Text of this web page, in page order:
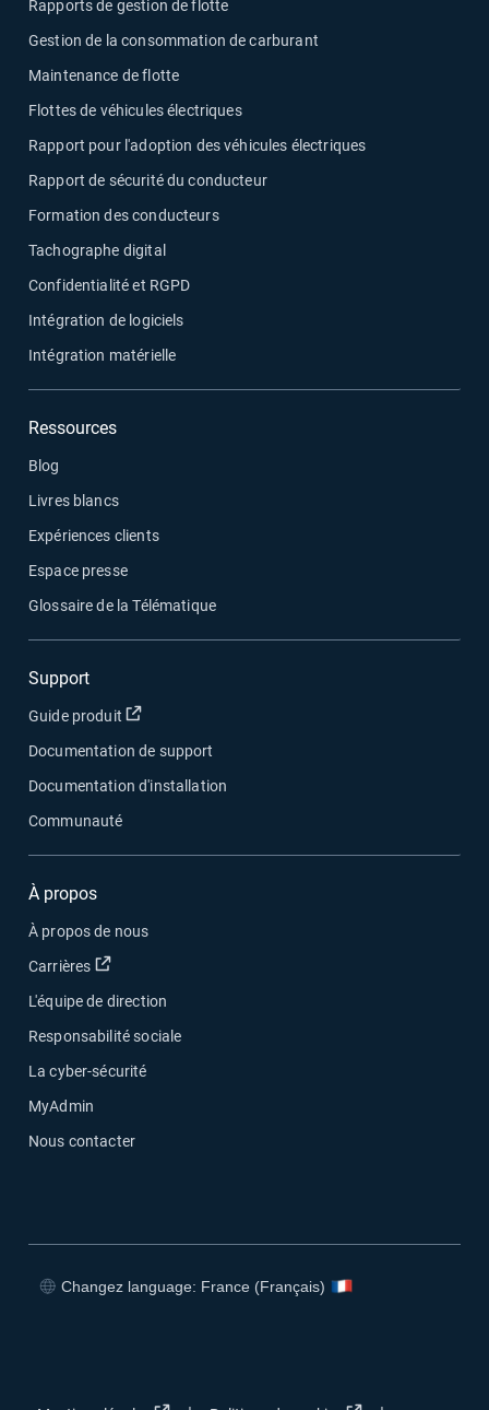
Rapports de gestion de flotte
Gestion de la consommation de carburant
Maintenance de flotte
Flottes de véhicules électriques
Rapport pour l'adoption des véhicules électriques
Rapport de sécurité du conducteur
Formation des conducteurs
Tachographe digital
Confidentialité et RGPD
Intégration de logiciels
Intégration matérielle
Ressources
Blog
Livres blancs
Expériences clients
Espace presse
Glossaire de la Télématique
Support
Guide produit Ouvrir dans une nouvelle fenêtre
Documentation de support
Documentation d'installation
Communauté
À propos
À propos de nous
Carrières
Ouvrir dans une nouvelle fenêtre
L'équipe de direction
Responsabilité sociale
La cyber-sécurité
MyAdmin
Nous contacter
Changez language: France (Français)